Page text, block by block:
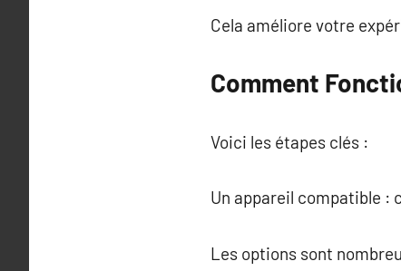
Cela améliore votre
Comment
Voici les étapes clés :
Un appareil compatible :
Les options sont